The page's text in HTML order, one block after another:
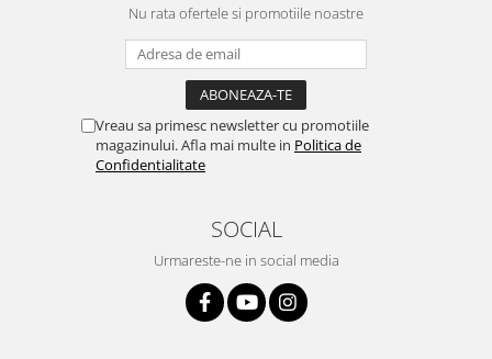
Hote incorporabile
Plite incorporabile
Masini spalat vase
Masini de spalat vase incorporabile
Incorporabile
Vitrine pentru vinuri
Nu rata ofertele si promotiile noastre
Vreau sa primesc newsletter cu promotiile
magazinului. Afla mai multe in Politica de
Confidentialitate
SOCIAL
Urmareste-ne in social media